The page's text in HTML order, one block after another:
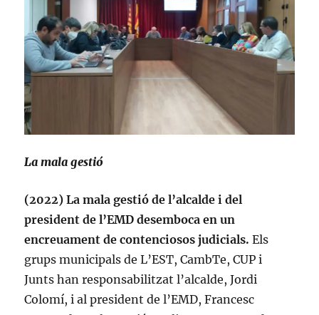
La mala gestió
(2022) La mala gestió de l’alcalde i del
president de l’EMD desemboca en un
encreuament de contenciosos judicials.Els
grups municipals de L’EST, CambTe, CUP i
Junts han responsabilitzat l’alcalde, Jordi
Colomí, i al president de l’EMD, Francesc